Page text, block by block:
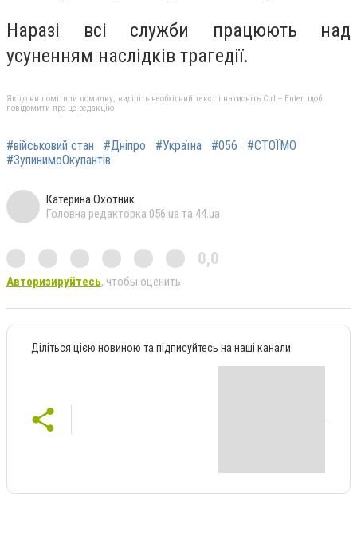
Наразі всі служби працюють над
усуненням наслідків трагедії.
Якщо ви помітили помилку, виділіть необхідний текст і натисніть Ctrl + Enter, щоб
повідомити про це редакцію
#військовий стан #Дніпро #Україна #056
#СТОЇМО
#ЗупинимоОкупантів
Катерина Охотник
Головна редакторка 056.ua та 44.ua
0,0
Авторизируйтесь, чтобы оценить
Діліться цією новиною та підписуйтесь на наші канали